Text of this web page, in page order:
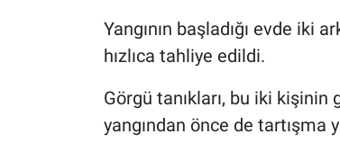
Yangının başladığı evde iki
hızlıca tahliye edildi.
Görgü tanıkları, bu iki
yangından önce de tartışma